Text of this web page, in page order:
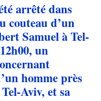
arrêté dans
couteau d’un
Samuel à Tel-
un
homme près
Aviv, et sa